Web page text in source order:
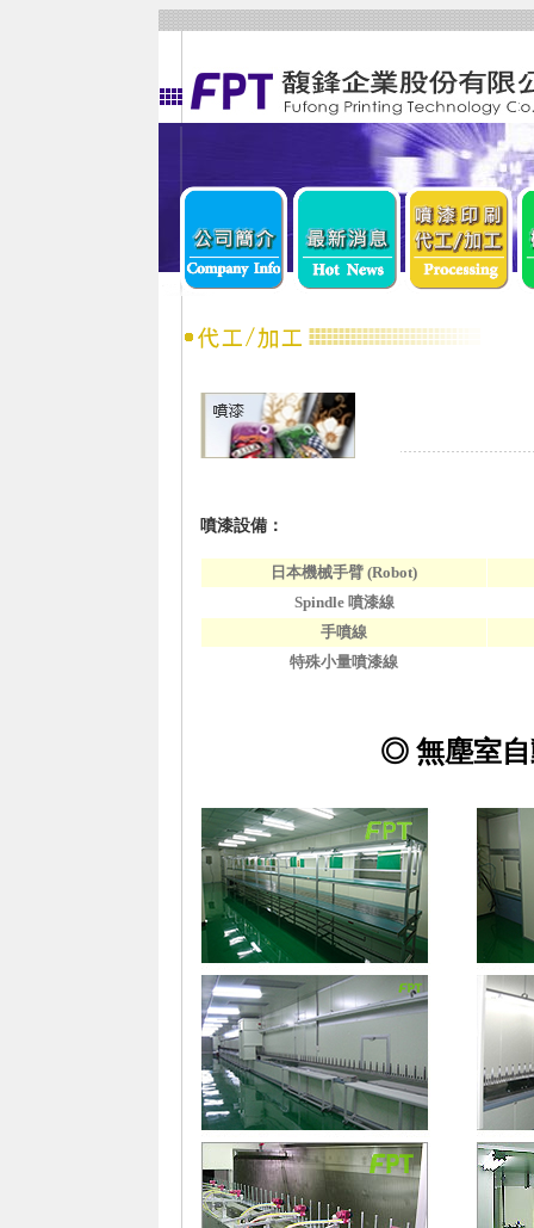
噴漆設備：
日本機械手臂 (Robot)
Spindle 噴漆線
手噴線
特殊小量噴漆線
◎ 無塵室